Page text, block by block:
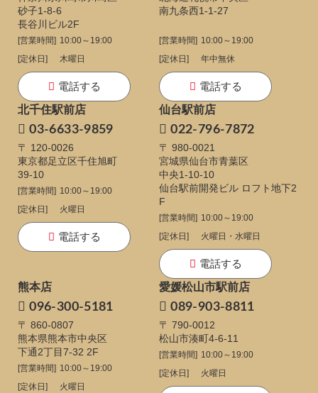
砂子1-8-6
長谷川ビル2F
[営業時間] 10:00～19:00
[定休日]
木曜日
電話する
南九条西1-1-27
[営業時間] 10:00～19:00
[定休日]
年中無休
電話する
北千住駅前店
03-6633-9859
〒 120-0026
東京都足立区千住旭町
39-10
[営業時間] 10:00～19:00
[定休日]
火曜日
電話する
仙台駅前店
022-796-7872
〒 980-0021
宮城県仙台市青葉区
中央1-10-10
仙台駅前開発ビル ロフト地下2
F
[営業時間] 10:00～19:00
[定休日]
火曜日・水曜日
電話する
熊本店
096-300-5181
〒 860-0807
熊本県熊本市中央区
下通2丁目7-32 2F
[営業時間] 10:00～19:00
[定休日]
火曜日
愛媛松山市駅前店
089-903-8811
〒 790-0012
松山市湊町4-6-11
[営業時間] 10:00～19:00
[定休日]
火曜日